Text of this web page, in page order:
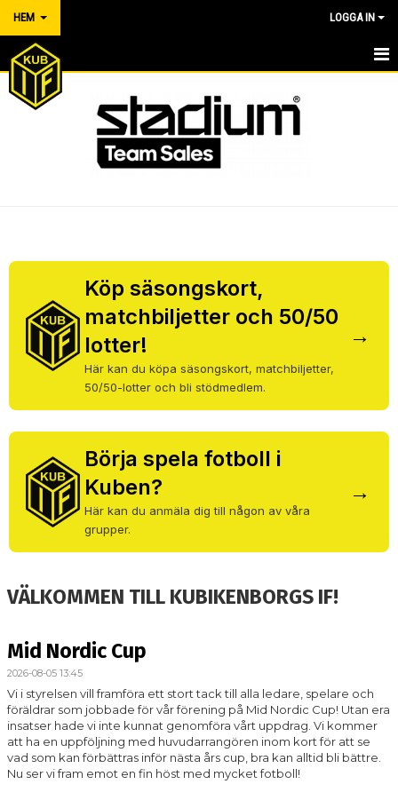
HEM LOGGA IN
HEM
DOKUMENT
VÅRA LAG/TRÄNARE
Köp säsongskort,
matchbiljetter och 50/50
lotter!
Här kan du köpa säsongskort, matchbiljetter,
50/50-lotter och bli stödmedlem.
→
Börja spela fotboll i
Kuben?
Här kan du anmäla dig till någon av våra
grupper.
→
VÄLKOMMEN TILL KUBIKENBORGS IF!
Mid Nordic Cup
2026-08-05 13:45
Vi i styrelsen vill framföra ett stort tack till alla ledare, spelare och
föräldrar som jobbade för vår förening på Mid Nordic Cup! Utan era
insatser hade vi inte kunnat genomföra vårt uppdrag. Vi kommer
att ha en uppföljning med huvudarrangören inom kort för att se
vad som kan förbättras inför nästa års cup, bra kan alltid bli bättre.
Nu ser vi fram emot en fin höst med mycket fotboll!